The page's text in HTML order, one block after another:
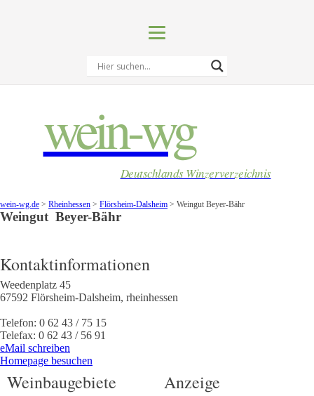
wein-wg
Deutschlands Winzerverzeichnis
wein-wg.de > Rheinhessen > Flörsheim-Dalsheim > Weingut Beyer-Bähr
Weingut Beyer-Bähr
Kontaktinformationen
Weedenplatz 45
67592 Flörsheim-Dalsheim, rheinhessen
Telefon: 0 62 43 / 75 15
Telefax: 0 62 43 / 56 91
eMail schreiben
Homepage besuchen
Weinbaugebiete Anzeige